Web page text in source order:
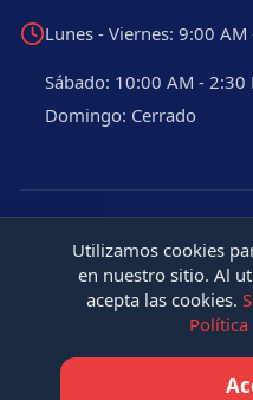
Lunes - Viernes: 9:00 AM
Sábado: 10:00 AM - 2:30
Domingo: Cerrado
2026 Ruby's Insurance &
reservados.
Términos y
Utilizamos cookies
en nuestro sitio. Al
acepta las cookies.
Política